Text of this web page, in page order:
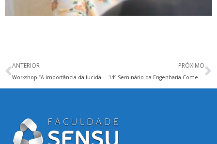
ANTERIOR
Workshop “A importância da lucidade no ensino”
PRÓXIMO
14º Seminário da Engenharia Comemorativo ao Dia Mundial da Água